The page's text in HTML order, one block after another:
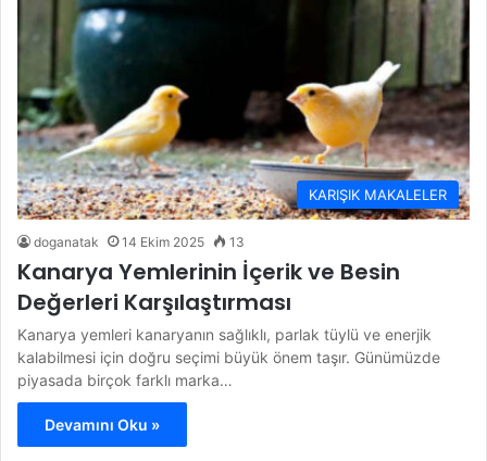
KARIŞIK MAKALELER
doganatak 14 Ekim 2025 13
Kanarya Yemlerinin İçerik ve Besin
Değerleri Karşılaştırması
Kanarya yemleri kanaryanın sağlıklı, parlak tüylü ve enerjik
kalabilmesi için doğru seçimi büyük önem taşır. Günümüzde
piyasada birçok farklı marka…
Devamını Oku »